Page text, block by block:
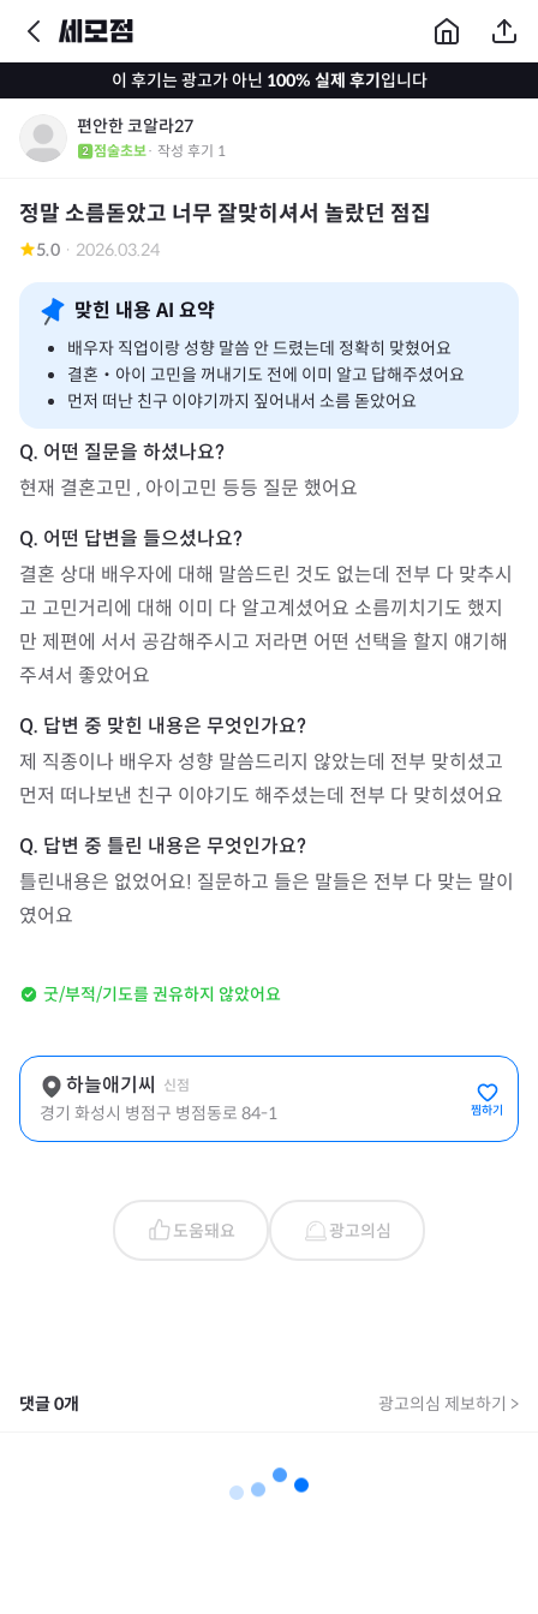
이 후기는 광고가 아닌 100% 실제 후기입니다
편안한 코알라27
점술초보· 작성 후기 1
정말 소름돋았고 너무 잘맞히셔서 놀랐던 점집
5.0 · 2026.03.24
맞힌 내용 AI 요약
배우자 직업이랑 성향 말씀 안 드렸는데 정확히 맞혔어요
결혼‧아이 고민을 꺼내기도 전에 이미 알고 답해주셨어요
먼저 떠난 친구 이야기까지 짚어내서 소름 돋았어요
현재 결혼고민 , 아이고민 등등 질문 했어요
결혼 상대 배우자에 대해 말씀드린 것도 없는데 전부 다 맞추시
고 고민거리에 대해 이미 다 알고계셨어요 소름끼치기도 했지
만 제편에 서서 공감해주시고 저라면 어떤 선택을 할지 얘기해
주셔서 좋았어요
제 직종이나 배우자 성향 말씀드리지 않았는데 전부 맞히셨고
먼저 떠나보낸 친구 이야기도 해주셨는데 전부 다 맞히셨어요
틀린내용은 없었어요! 질문하고 들은 말들은 전부 다 맞는 말이
였어요
굿/부적/기도를 권유하지 않았어요
하늘애기씨 신점
경기 화성시 병점구 병점동로 84-1 찜하기
도움돼요 광고의심
댓글0개 광고의심 제보하기 >